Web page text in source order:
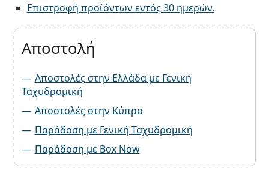
Επιστροφή προϊόντων εντός 30 ημερών.
Αποστολή
Αποστολές στην Ελλάδα με Γενική
Ταχυδρομική
Αποστολές στην Κύπρο
Παράδοση με Γενική Ταχυδρομική
Παράδοση με Box Now